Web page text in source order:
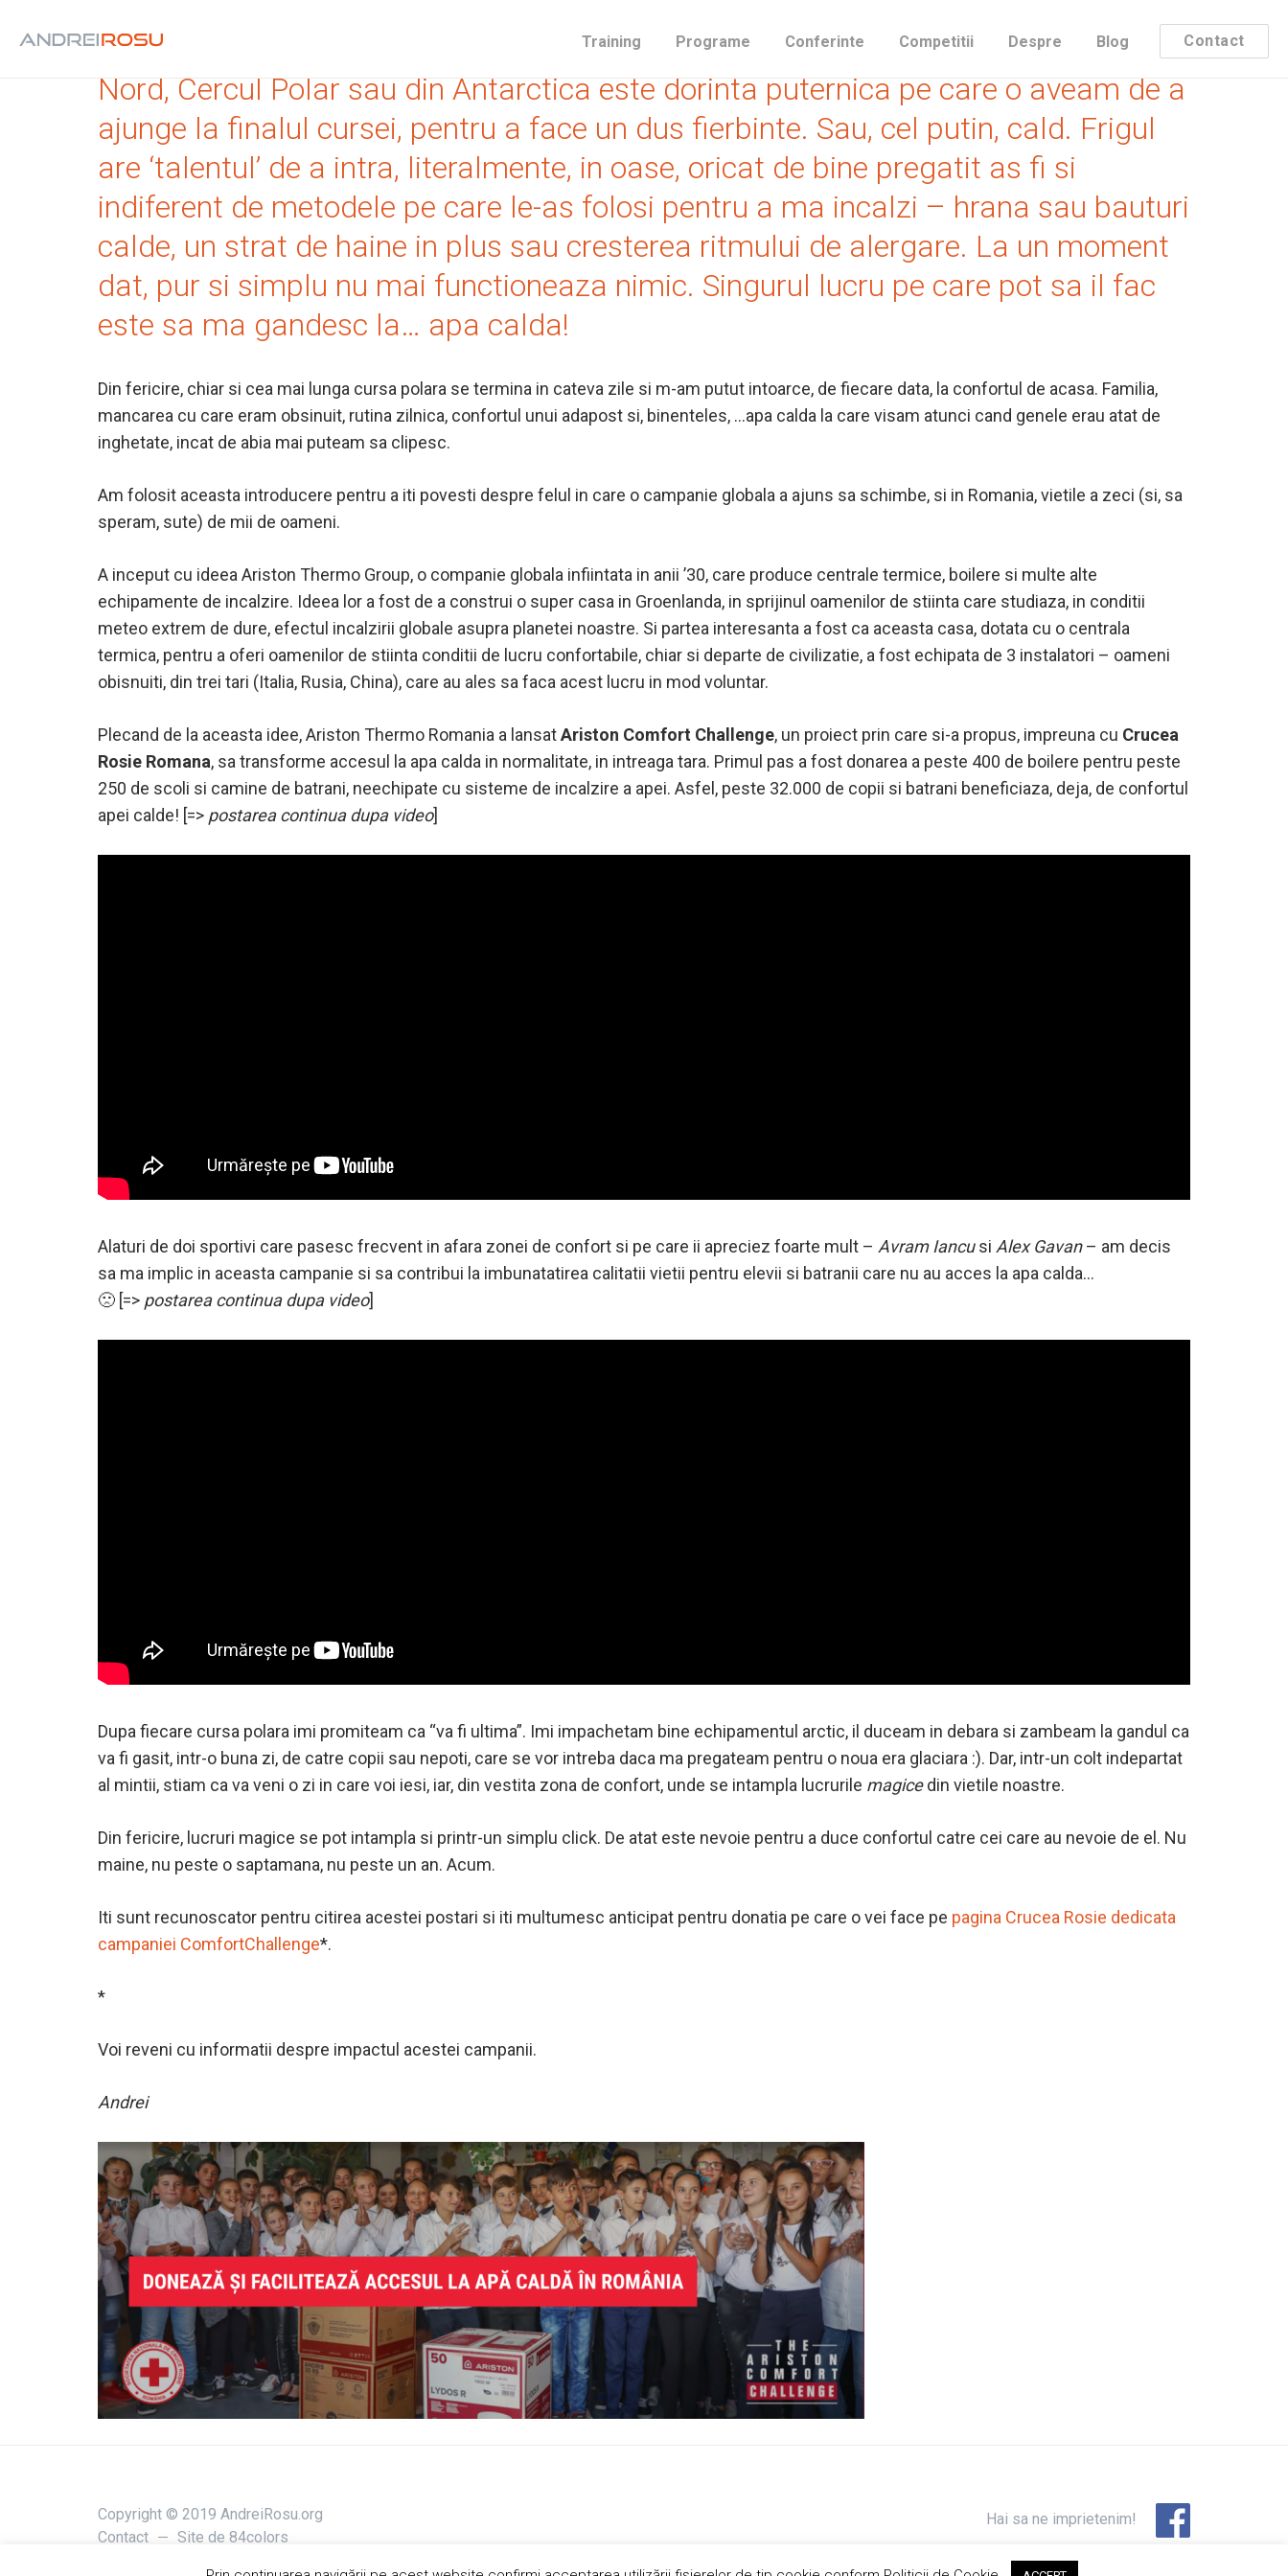
Training Programe Conferinte Competitii Despre Blog Contact
Primul lucru care imi vine in minte cand sunt intrebat despre cursele de la Polul
Nord, Cercul Polar sau din Antarctica este dorinta puternica pe care o aveam de a
ajunge la finalul cursei, pentru a face un dus fierbinte. Sau, cel putin, cald. Frigul
are ‘talentul’ de a intra, literalmente, in oase, oricat de bine pregatit as fi si
indiferent de metodele pe care le-as folosi pentru a ma incalzi – hrana sau bauturi
calde, un strat de haine in plus sau cresterea ritmului de alergare. La un moment
dat, pur si simplu nu mai functioneaza nimic. Singurul lucru pe care pot sa il fac
este sa ma gandesc la… apa calda!
Din fericire, chiar si cea mai lunga cursa polara se termina in cateva zile si m-am putut intoarce, de fiecare data, la confortul de acasa. Familia,
mancarea cu care eram obsinuit, rutina zilnica, confortul unui adapost si, binenteles, …apa calda la care visam atunci cand genele erau atat de
inghetate, incat de abia mai puteam sa clipesc.
Am folosit aceasta introducere pentru a iti povesti despre felul in care o campanie globala a ajuns sa schimbe, si in Romania, vietile a zeci (si, sa
speram, sute) de mii de oameni.
A inceput cu ideea Ariston Thermo Group, o companie globala infiintata in anii ’30, care produce centrale termice, boilere si multe alte
echipamente de incalzire. Ideea lor a fost de a construi o super casa in Groenlanda, in sprijinul oamenilor de stiinta care studiaza, in conditii
meteo extrem de dure, efectul incalzirii globale asupra planetei noastre. Si partea interesanta a fost ca aceasta casa, dotata cu o centrala
termica, pentru a oferi oamenilor de stiinta conditii de lucru confortabile, chiar si departe de civilizatie, a fost echipata de 3 instalatori – oameni
obisnuiti, din trei tari (Italia, Rusia, China), care au ales sa faca acest lucru in mod voluntar.
Plecand de la aceasta idee, Ariston Thermo Romania a lansatAriston Comfort Challenge, un proiect prin care si-a propus, impreuna cu Crucea
Rosie Romana, sa transforme accesul la apa calda in normalitate, in intreaga tara. Primul pas a fost donarea a peste 400 de boilere pentru peste
250 de scoli si camine de batrani, neechipate cu sisteme de incalzire a apei. Asfel, peste 32.000 de copii si batrani beneficiaza, deja, de confortul
apei calde! [=> postarea continua dupa video]
Alaturi de doi sportivi care pasesc frecvent in afara zonei de confort si pe care ii apreciez foarte mult – Avram Iancusi Alex Gavan– am decis
sa ma implic in aceasta campanie si sa contribui la imbunatatirea calitatii vietii pentru elevii si batranii care nu au acces la apa calda…
🙁 [=> postarea continua dupa video]
Dupa fiecare cursa polara imi promiteam ca “va fi ultima”. Imi impachetam bine echipamentul arctic, il duceam in debara si zambeam la gandul ca
va fi gasit, intr-o buna zi, de catre copii sau nepoti, care se vor intreba daca ma pregateam pentru o noua era glaciara :). Dar, intr-un colt indepartat
al mintii, stiam ca va veni o zi in care voi iesi, iar, din vestita zona de confort, unde se intampla lucrurile magicedin vietile noastre.
Din fericire, lucruri magice se pot intampla si printr-un simplu click. De atat este nevoie pentru a duce confortul catre cei care au nevoie de el. Nu
maine, nu peste o saptamana, nu peste un an. Acum.
Iti sunt recunoscator pentru citirea acestei postari si iti multumesc anticipat pentru donatia pe care o vei face pe pagina Crucea Rosie dedicata
campaniei ComfortChallenge*.
*
Voi reveni cu informatii despre impactul acestei campanii.
Andrei
Copyright © 2019 AndreiRosu.org
Contact
Site de 84colors
Hai sa ne imprietenim!